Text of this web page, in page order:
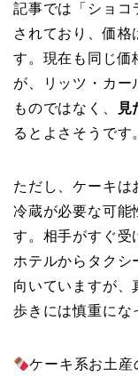
記事では「ショコ
されており、価格
す。現在も同じ価
が、リッツ・カー
ものではなく、
見
るとよさそうです
ただし、ケーキは
冷蔵が必要な可能
す。相手がすぐ受
ホテルからタクシ
向いていますが、
歩きには慎重にな
ケーキ系お土産